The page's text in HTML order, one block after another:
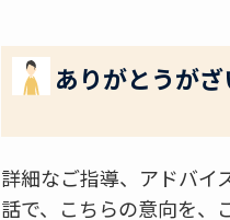
ありがとうがざ
詳細なご指導、アドバイ
話で、こちらの意向を、